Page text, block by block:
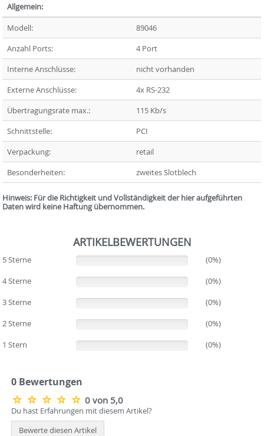
Allgemein:
Modell:
89046
Anzahl Ports:
4 Port
Interne Anschlüsse:
nicht vorhanden
Externe Anschlüsse:
4x RS-232
Übertragungsrate max.:
115 Kb/s
Schnittstelle:
PCI
Verpackung:
retail
Besonderheiten:
zweites Slotblech
Hinweis: Für die Richtigkeit und Vollständigkeit der hier aufgeführten
Daten wird keine Haftung übernommen.
ARTIKELBEWERTUNGEN
5 Sterne
(0%)
4 Sterne
(0%)
3 Sterne
(0%)
2 Sterne
(0%)
1 Stern
(0%)
0 Bewertungen
0 von 5,0
Du hast Erfahrungen mit diesem Artikel?
Bewerte diesen Artikel